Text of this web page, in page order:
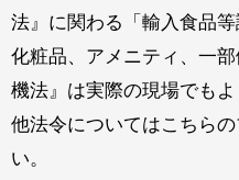
法』に関わる「輸入食品
化粧品、アメニティ、一
機法』は実際の現場でもよ
他法令についてはこちら
い。